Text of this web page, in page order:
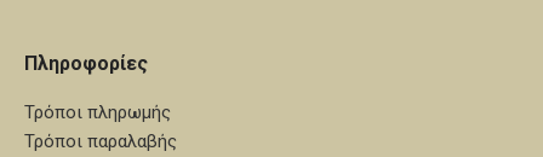
Πληροφορίες
Τρόποι πληρωμής
Τρόποι παραλαβής